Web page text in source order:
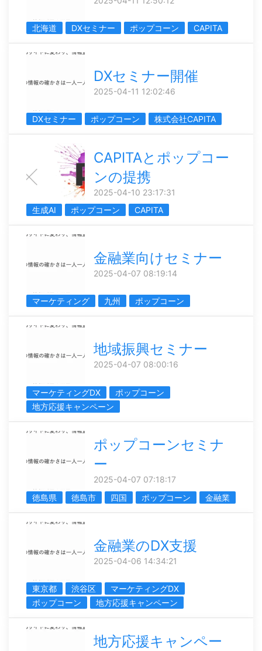
北海道 DXセミナー ポップコーン CAPITA
DXセミナー開催
2025-04-11 12:02:46
DXセミナー ポップコーン 株式会社CAPITA
CAPITAとポップコー
ンの提携
2025-04-10 23:17:31
生成AI
ポップコーン CAPITA
金融業向けセミナー
2025-04-07 08:19:14
マーケティング 九州 ポップコーン
地域振興セミナー
2025-04-07 08:00:16
マーケティングDX
ポップコーン
地方応援キャンペーン
ポップコーンセミナ
ー
2025-04-07 07:18:17
徳島県
徳島市 四国 ポップコーン 金融業
金融業のDX支援
2025-04-06 14:34:21
東京都 渋谷区
マーケティングDX
ポップコーン
地方応援キャンペーン
地方応援キャンペー